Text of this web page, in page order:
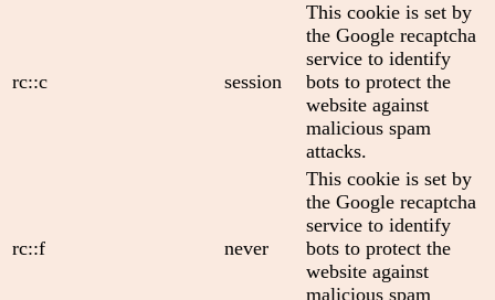
rc::c session
This cookie is set by
the Google recaptcha
service to identify
bots to protect the
website against
malicious spam
attacks.
rc::f never
This cookie is set by
the Google recaptcha
service to identify
bots to protect the
website against
malicious spam